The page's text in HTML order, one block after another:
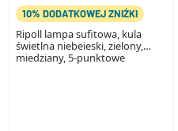
10% DODATKOWEJ ZNIŻKI
Ripoll lampa sufitowa, kula
świetlna niebeieski, zielony,
miedziany, 5-punktowe